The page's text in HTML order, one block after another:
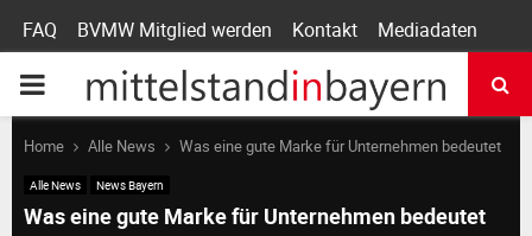
FAQ BVMW Mitglied werden Kontakt Mediadaten
P
R
I
Home Alle News Was eine gute Marke für Unternehmen bedeutet
Alle News News Bayern
Was eine gute Marke für Unternehmen bedeutet